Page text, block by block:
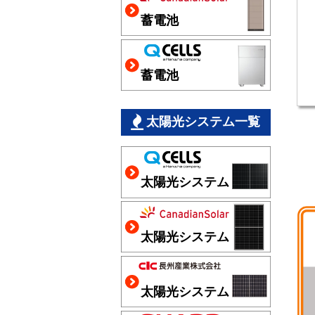
蓄電池
蓄電池
太陽光システム一覧
太陽光システム
太陽光システム
太陽光システム